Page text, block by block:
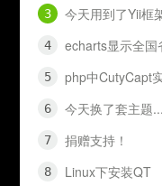
今天用到了Yii框架
echarts显示全国
php中CutyCapt
今天换了套主题
捐赠支持！
Linux下安装QT